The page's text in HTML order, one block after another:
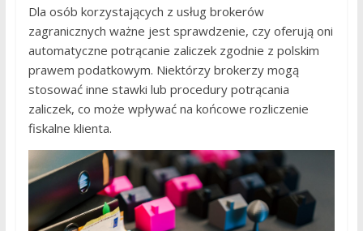
Dla osób korzystających z usług brokerów
zagranicznych ważne jest sprawdzenie, czy oferują oni
automatyczne potrącanie zaliczek zgodnie z polskim
prawem podatkowym. Niektórzy brokerzy mogą
stosować inne stawki lub procedury potrącania
zaliczek, co może wpływać na końcowe rozliczenie
fiskalne klienta.